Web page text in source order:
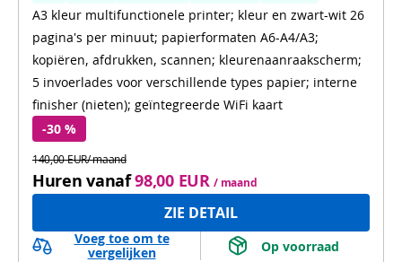
Automatisch dubbelzijdig printen
Automatisch dubbelzijdig scannen
WiFi
A3 kleur multifunctionele printer; kleur en zwart-wit 26
pagina's per minuut; papierformaten A6-A4/A3;
kopiëren, afdrukken, scannen; kleurenaanraakscherm;
5 invoerlades voor verschillende types papier; interne
finisher (nieten); geïntegreerde WiFi kaart
-30 %
140,00 EUR/ maand
Huren vanaf98,00 EUR / maand
ZIE DETAIL
Voeg toe om te
vergelijken
Op voorraad